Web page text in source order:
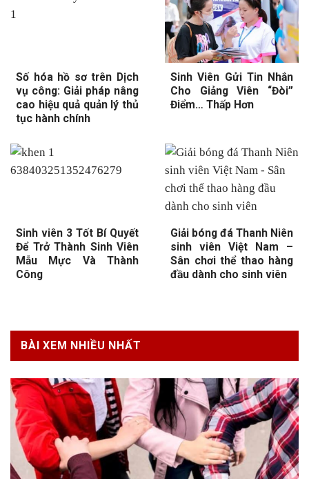
Số hóa hồ sơ trên Dịch
vụ công: Giải pháp nâng
cao hiệu quả quản lý thủ
tục hành chính
Sinh Viên Gửi Tin Nhắn
Cho Giảng Viên “Đòi”
Điểm… Thấp Hơn
Sinh viên 3 Tốt Bí Quyết
Để Trở Thành Sinh Viên
Mẫu Mực Và Thành
Công
Giải bóng đá Thanh Niên
sinh viên Việt Nam –
Sân chơi thể thao hàng
đầu dành cho sinh viên
BÀI XEM NHIỀU NHẤT